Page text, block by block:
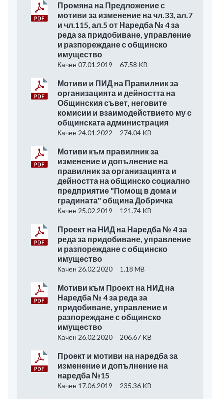
Промяна на Предложение с
мотиви за изменение на чл.33, ал.7
и чл.115, ал.5 от Наредба № 4 за
реда за придобиване, управление
и разпореждане с общинско
имущество
Качен 07.01.2019 67.58 KB
Мотиви и ПИД на Правилник за
организацията и дейността на
Общинския съвет, неговите
комисии и взаимодействието му с
общинската администрация
Качен 24.01.2022 274.04 KB
Мотиви към правилник за
изменение и допълнение на
правилник за организацията и
дейността на общинско социално
предприятие "Помощ в дома и
градината" община Добричка
Качен 25.02.2019 121.74 KB
Проект на НИД на Наредба № 4 за
реда за придобиване, управление
и разпореждане с общинско
имущество
Качен 26.02.2020 1.18 MB
Мотиви към Проект на НИД на
Наредба № 4 за реда за
придобиване, управление и
разпореждане с общинско
имущество
Качен 26.02.2020 206.67 KB
Проект и мотиви на наредба за
изменение и допълнение на
наредба №15
Качен 17.06.2019 235.36 KB